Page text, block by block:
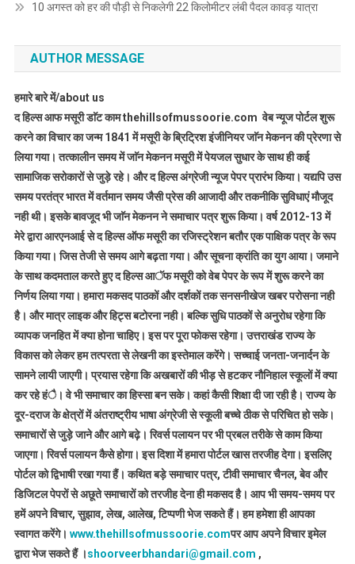
10 अगस्त को हर की पौड़ी से निकलेगी 22 किलोमीटर लंबी पैदल कावड़ यात्रा
AUTHOR MESSAGE
हमारे बारे में/about us
द हिल्स आफ मसूरी डाॅट काम thehillsofmussoorie.com वेब न्यूज पोर्टल शुरू
करने का विचार का जन्म 1841 में मसूरी के ब्रिट्रिश इंजीनियर जाॅन मेकनन की प्रेरणा से
लिया गया। तत्कालीन समय में जाॅन मेकनन मसूरी में पेयजल सुधार के साथ ही कई
सामाजिक सरोकारों से जुड़े रहे। और द हिल्स अंग्रेजी न्यूज पेपर प्रारंभ किया। यद्यपि उस
समय परतंत्र भारत में वर्तमान समय जैसी प्रेस की आजादी और तकनीकि सुविधाएं मौजूद
नही थी। इसके बावजूद भी जाॅन मेकनन ने समाचार पत्र शुरू किया। वर्ष 2012-13 में
मेरे द्वारा आरएनआई से द हिल्स ऑफ मसूरी का रजिस्ट्रेशन बतौर एक पाक्षिक पत्र के रूप
किया गया। जिस तेजी से समय आगे बढ़ता गया। और सूचना क्रांति का युग आया। जमाने
के साथ कदमताल करते हुए द हिल्स आॅफ मसूरी को वेब पेपर के रूप में शुरू करने का
निर्णय लिया गया। हमारा मकसद पाठकों और दर्शकों तक सनसनीखेज खबर परोसना नही
है। और मात्र लाइक और हिट्स बटोरना नही। बल्कि सुधि पाठकों से अनुरोध रहेगा कि
व्यापक जनहित में क्या होना चाहिए। इस पर पूरा फोकस रहेगा। उत्तराखंड राज्य के
विकास को लेकर हम तत्परता से लेखनी का इस्तेमाल करेंगे। सच्चाई जनता-जनार्दन के
सामने लायी जाएगी। प्रयास रहेगा कि अखबारों की भीड़ से हटकर नौनिहाल स्कूलों में क्या
कर रहे हंै। वे भी समाचार का हिस्सा बन सके। कहां कैसी शिक्षा दी जा रही है। राज्य के
दूर-दराज के क्षेत्रों में अंतराष्ट्रीय भाषा अंग्रेजी से स्कूली बच्चे ठीक से परिचित हो सके।
समाचारों से जुड़े जाने और आगे बढ़े। रिवर्स पलायन पर भी प्रबल तरीके से काम किया
जाएगा। रिवर्स पलायन कैसे होगा। इस दिशा में हमारा पोर्टल खास तरजीह देगा। इसलिए
पोर्टल को द्विभाषी रखा गया हैं। कथित बड़े समाचार पत्र, टीवी समाचार चैनल, बेव और
डिजिटल पेपरों से अछूते समाचारों को तरजीह देना ही मकसद है। आप भी समय-समय पर
हमें अपने विचार, सुझाव, लेख, आलेख, टिप्पणी भेज सकते हैं। हम हमेशा ही आपका
स्वागत करेंगे। www.thehillsofmussoorie.comपर आप अपने विचार इमेल
द्वारा भेज सकते हैं ।shoorveerbhandari@gmail.com ,